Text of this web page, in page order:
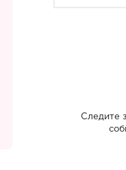
Следите